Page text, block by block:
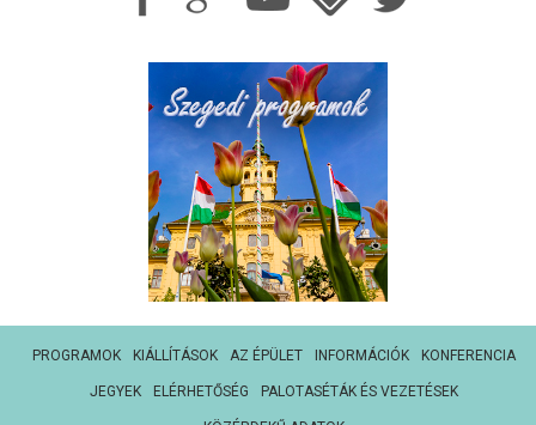
PROGRAMOK KIÁLLÍTÁSOK AZ ÉPÜLET INFORMÁCIÓK KONFERENCIA
JEGYEK ELÉRHETŐSÉG PALOTASÉTÁK ÉS VEZETÉSEK